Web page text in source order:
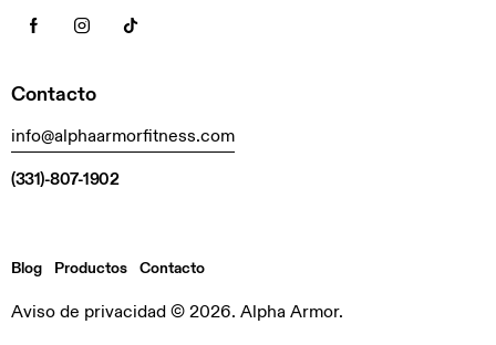
Contacto
info@alphaarmorfitness.com
(331)-807-1902
Blog Productos Contacto
Aviso de privacidad © 2026. Alpha Armor.